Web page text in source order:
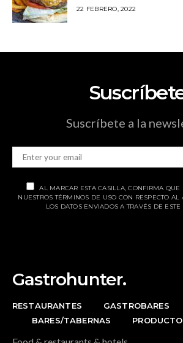
22 FEBRERO, 2022
Suscríbete a la
AL MARCAR ESTA CASILLA, CONFIRMA
NUESTROS TÉRMINOS DE USO CON RESPECTO
LOS DATOS ENVIADOS A TRAVÉS DE
Gastrohunter.
RESTAURANTES
GASTROBARES
BARES/TABERNAS